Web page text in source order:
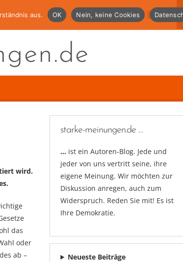
wird.
das
oder
ab –
starke-meinungen.de …
… ist ein Autoren-Blog. Jede und
jeder von uns vertritt seine, ihre
eigene Meinung. Wir möchten zur
Diskussion anregen, auch zum
Widerspruch. Reden Sie mit! Es ist
Ihre Demokratie.
Neueste Beiträge
aus. OK Nein, keine Cookies